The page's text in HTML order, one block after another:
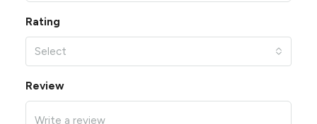
Rating
Select
Review